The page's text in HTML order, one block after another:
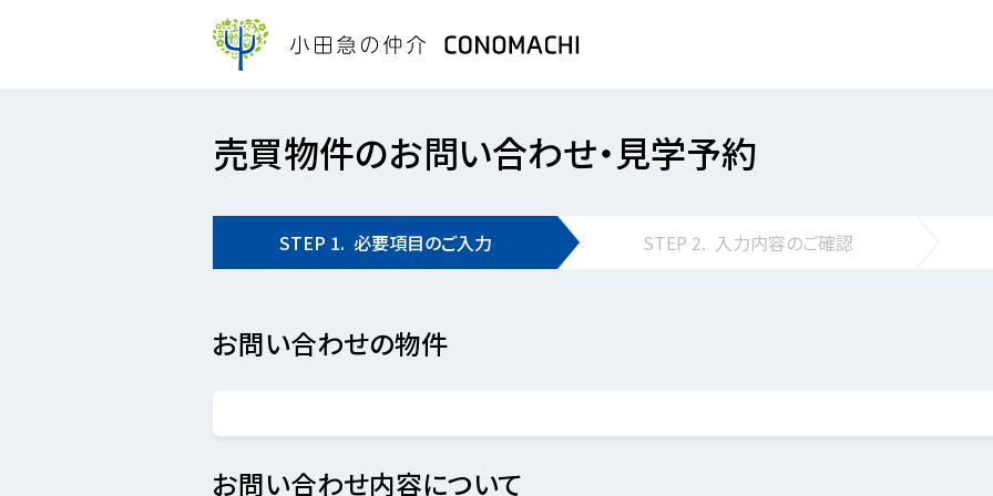
売買物件のお問い合わせ・見学予約
STEP 1. 必要項目のご入力 STEP 2. 入力内容のご確認
お問い合わせの物件
お問い合わせ内容について